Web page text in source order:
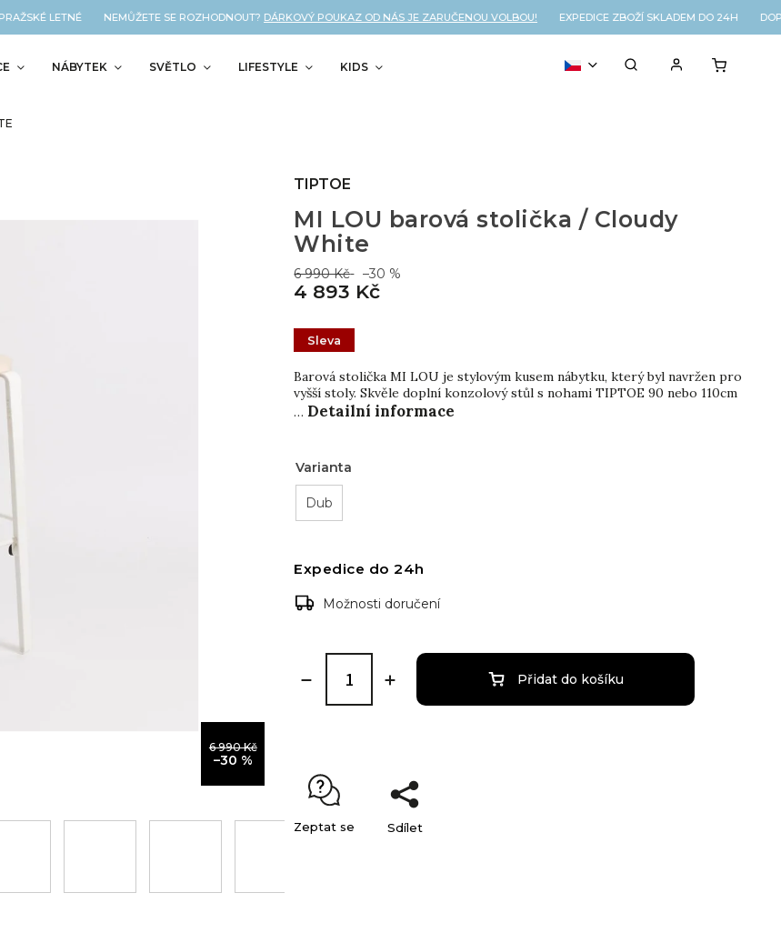
LETNÉ NEMŮŽETE SE ROZHODNOUT?DÁRKOVÝ POUKAZ OD NÁS JE ZARUČENOU VOLBOU! EXPEDICE ZBOŽÍ SKLADEM DO 24H
NÁBYTEK SVĚTLO LIFESTYLE KIDS
6 990 Kč
–30 %
MI LOU barová stolička / Cloudy
White
6 990 Kč –30 %
4 893 Kč
Barová stolička MI LOU je stylovým kusem nábytku, který byl navržen pro
vyšší stoly. Skvěle doplní konzolový stůl s nohami TIPTOE 90 nebo 110cm
… Detailní informace
Sleva
TIPTOE
Varianta
Dub
Expedice do 24h
Možnosti doručení
Přidat do košíku
Zeptat se Sdílet